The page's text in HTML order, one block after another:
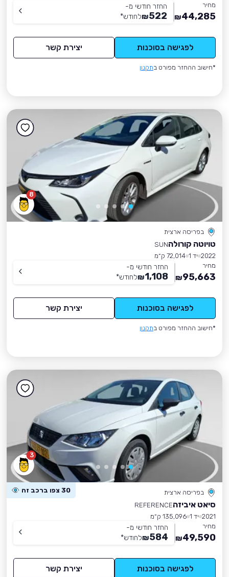
מחיר
44,285
₪
החזר חודשי מ-
522
₪לחודש*
לפגישה בסוכנות יצירת קשר
*חישוב ההחזר מפורט בתקנון
8
בפריסה ארצית
טויוטה קורולהSUN
2022 יד 1
72,014 ק״מ
מחיר
95,663
₪
החזר חודשי מ-
1,108
₪לחודש*
לפגישה בסוכנות יצירת קשר
*חישוב ההחזר מפורט בתקנון
3
בפריסה ארצית 30 צפו ברכב זה
סיאט איביזהREFERENCE
2021 יד 1
135,096 ק״מ
מחיר
49,590
₪
החזר חודשי מ-
584
₪לחודש*
לפגישה בסוכנות יצירת קשר